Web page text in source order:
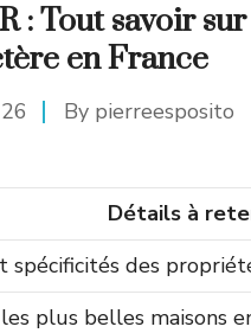
: Tout savoir
en France
By pierreesposito
Détails à
spécificités des
plus belles maisons